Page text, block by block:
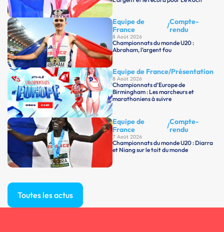
Equipe de
France
/Compte-
rendu
8 Août 2026
Championnats du monde U20 :
Abraham, l’argent fou
Equipe de France/Présentation
8 Août 2026
Championnats d’Europe de
Birmingham : Les marcheurs et
marathoniens à suivre
Equipe de
France
/Compte-
rendu
7 Août 2026
Championnats du monde U20 : Diarra
et Niang sur le toit du monde
Toutes les actus